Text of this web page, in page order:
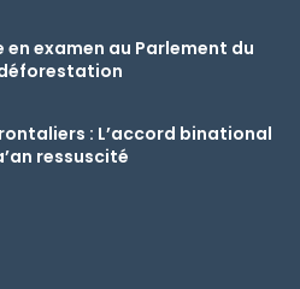
examen au Parlement du
: L’accord binational
ressuscité